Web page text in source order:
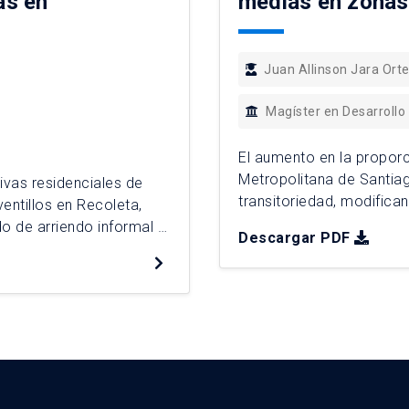
residenciales de
en Recoleta,
de arriendo informal y
una movilidad
Juan Allinson Jara
Magíster en Desarrollo
El aumento en la
Metropolitana de
transitoriedad,
prácticas y simbólicas
lugar entre
Descargar PDF